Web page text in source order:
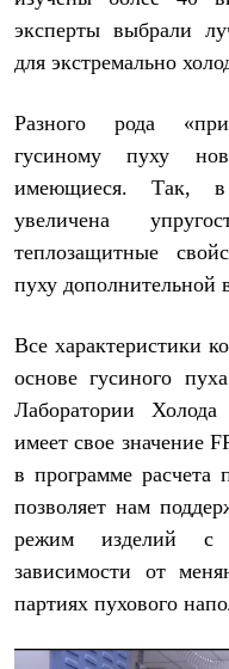
PEAK
ЗА ПОЛЯРНЫМ КРУГОМ
TREK
BASK kids
BASK juno
Дневник капитана
Каталог дилеров
Компания
Баск сегодня
История
Отцы основатели
Контроль качества
Технологии
Сотрудничество
Дилерам
Корпоративным клиентам
Услуги
Медиа
Где купить
эксперты выбрали
для экстремально
Разного рода
гусиному пуху
имеющиеся. Так,
увеличена
теплозащитные
пуху дополнительной
Все характеристики
основе гусиного
Лаборатории
имеет свое значение
в программе расчета
позволяет нам
режим изделий с
зависимости от
партиях пухового